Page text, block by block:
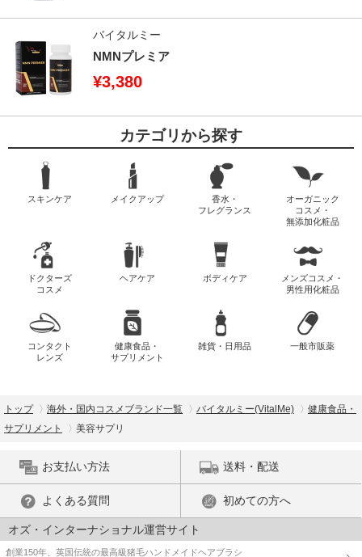
バイタルミー
NMNプレミア
¥3,380
カテゴリから探す
スキンケア メイクアップ
香水・
フレグランス
オーガニック
コスメ・
無添加化粧品
ドクターズ
コスメ
ヘアケア ボディケア
メンズコスメ・
男性用化粧品
コンタクト
レンズ
健康食品・
サプリメント
雑貨・日用品 一般市販薬
トップ 海外・国内コスメブランド一覧 バイタルミー(VitalMe)
健康食品・
サプリメント
美容サプリ
お支払い方法 送料・配送
よくある質問 初めての方へ
オズ・インターナショナル運営サイト
創業150年、英国伝統の最高級猪毛ハンドメイドヘアブラシ